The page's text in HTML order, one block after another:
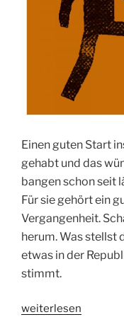
Einen guten Start
gehabt und das
bangen schon seit
Für sie gehört ein
Vergangenheit.
herum. Was stellst
etwas in der
stimmt.
„Warum
weiterlesen